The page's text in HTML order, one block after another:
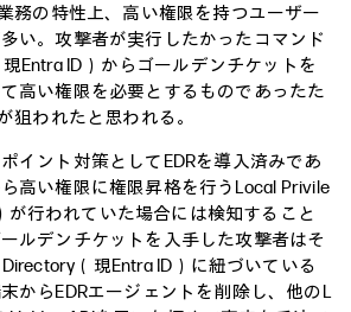
務の特性上、高い権限を持つユーザー
い。攻撃者が実行したかったコマンド
Entra ID）からゴールデンチケットを
高い権限を必要とするものであったた
狙われたと思われる。
イント対策としてEDRを導入済みであ
高い権限に権限昇格を行うLocal Privile
が行われていた場合には検知すること
ルデンチケットを入手した攻撃者はそ
（現Entra ID）に紐づいている
からEDRエージェントを削除し、他のL